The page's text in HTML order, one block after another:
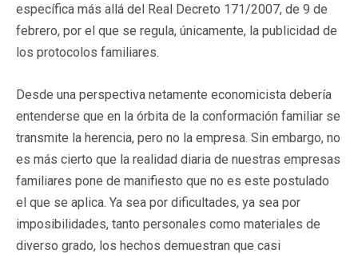
específica más allá del Real Decreto 171/2007, de 9 de
febrero, por el que se regula, únicamente, la publicidad de
los protocolos familiares.
Desde una perspectiva netamente economicista debería
entenderse que en la órbita de la conformación familiar se
transmite la herencia, pero no la empresa. Sin embargo, no
es más cierto que la realidad diaria de nuestras empresas
familiares pone de manifiesto que no es este postulado
el que se aplica. Ya sea por dificultades, ya sea por
imposibilidades, tanto personales como materiales de
diverso grado, los hechos demuestran que casi